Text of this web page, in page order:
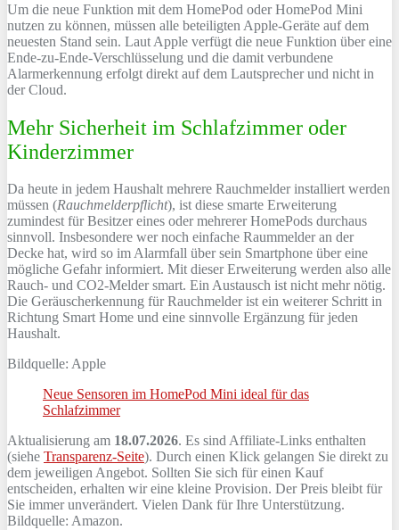
Um die neue Funktion mit dem HomePod oder HomePod Mini
nutzen zu können, müssen alle beteiligten Apple-Geräte auf dem
neuesten Stand sein. Laut Apple verfügt die neue Funktion über eine
Ende-zu-Ende-Verschlüsselung und die damit verbundene
Alarmerkennung erfolgt direkt auf dem Lautsprecher und nicht in
der Cloud.
Mehr Sicherheit im Schlafzimmer oder
Kinderzimmer
Da heute in jedem Haushalt mehrere Rauchmelder installiert werden
müssen (Rauchmelderpflicht), ist diese smarte Erweiterung
zumindest für Besitzer eines oder mehrerer HomePods durchaus
sinnvoll. Insbesondere wer noch einfache Raummelder an der
Decke hat, wird so im Alarmfall über sein Smartphone über eine
mögliche Gefahr informiert. Mit dieser Erweiterung werden also alle
Rauch- und CO2-Melder smart. Ein Austausch ist nicht mehr nötig.
Die Geräuscherkennung für Rauchmelder ist ein weiterer Schritt in
Richtung Smart Home und eine sinnvolle Ergänzung für jeden
Haushalt.
Bildquelle: Apple
Neue Sensoren im HomePod Mini ideal für das
Schlafzimmer
Aktualisierung am 18.07.2026. Es sind Affiliate-Links enthalten
(siehe Transparenz-Seite). Durch einen Klick gelangen Sie direkt zu
dem jeweiligen Angebot. Sollten Sie sich für einen Kauf
entscheiden, erhalten wir eine kleine Provision. Der Preis bleibt für
Sie immer unverändert. Vielen Dank für Ihre Unterstützung.
Bildquelle: Amazon.